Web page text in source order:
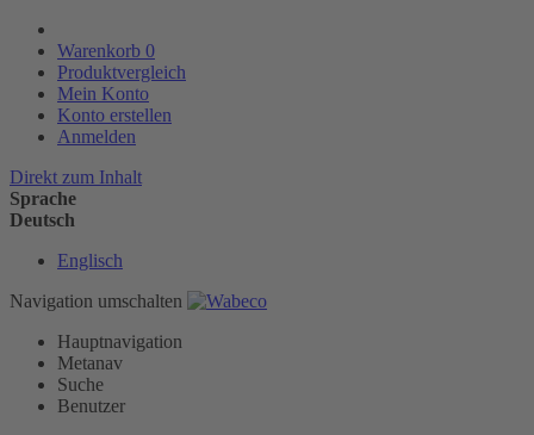
Warenkorb 0
Produktvergleich
Mein Konto
Konto erstellen
Anmelden
Direkt zum Inhalt
Sprache
Deutsch
Englisch
Navigation umschalten
Hauptnavigation
Metanav
Suche
Benutzer